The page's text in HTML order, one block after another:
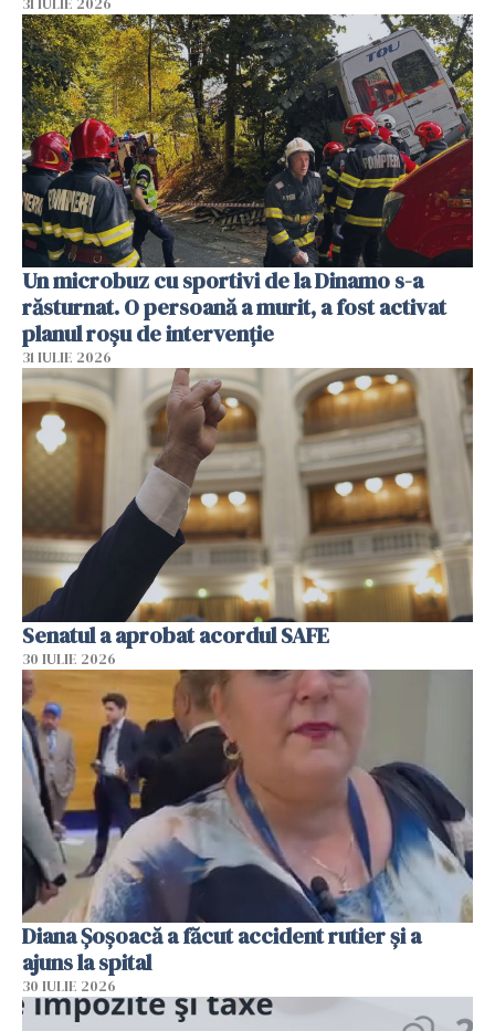
Un microbuz cu sportivi de la Dinamo s-a
răsturnat. O persoană a murit, a fost activat
planul roșu de intervenție
31 IULIE 2026
Senatul a aprobat acordul SAFE
30 IULIE 2026
Diana Șoșoacă a făcut accident rutier și a
ajuns la spital
30 IULIE 2026